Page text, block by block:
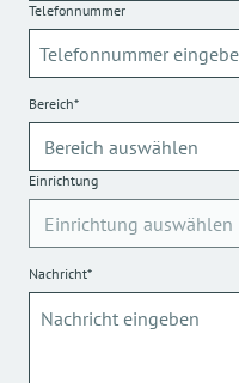
Telefonnummer
Bereich*
Einrichtung
Nachricht*